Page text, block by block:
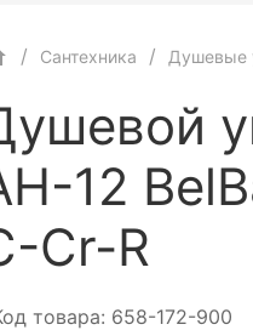
Сантехника Душевые
12
Cr-R
товара: 658-172-900